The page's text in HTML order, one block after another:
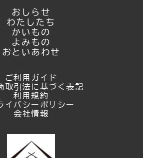
おしらせ
わたしたち
かいもの
よみもの
おといあわせ
ご利用ガイド
取引法に基づく表記
利用規約
イバシーポリシー
会社情報